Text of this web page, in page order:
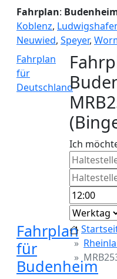
Fahrplan:
Koblenz,
Neuwied, Speyer,
Fahrplan
für
Deutschland
Ich
Fahrplan
für
Budenheim